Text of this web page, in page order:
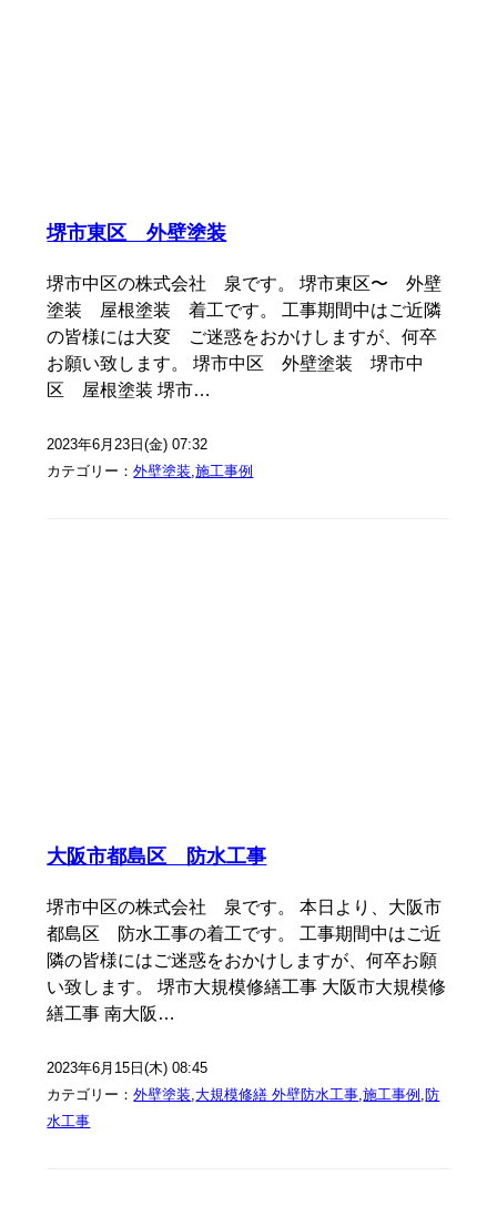
堺市東区 外壁塗装
堺市中区の株式会社 泉です。 堺市東区〜 外壁
塗装 屋根塗装 着工です。 工事期間中はご近隣
の皆様には大変 ご迷惑をおかけしますが、何卒
お願い致します。 堺市中区 外壁塗装 堺市中
区 屋根塗装 堺市…
2023年6月23日(金) 07:32
カテゴリー：外壁塗装,施工事例
大阪市都島区 防水工事
堺市中区の株式会社 泉です。 本日より、大阪市
都島区 防水工事の着工です。 工事期間中はご近
隣の皆様にはご迷惑をおかけしますが、何卒お願
い致します。 堺市大規模修繕工事 大阪市大規模修
繕工事 南大阪…
2023年6月15日(木) 08:45
カテゴリー：外壁塗装,大規模修繕 外壁防水工事,施工事例 ,防
水工事